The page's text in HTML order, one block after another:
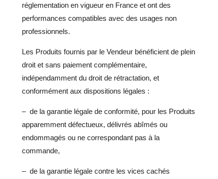
réglementation en vigueur en France et ont des
performances compatibles avec des usages non
professionnels.
Les Produits fournis par le Vendeur bénéficient de plein
droit et sans paiement complémentaire,
indépendamment du droit de rétractation, et
conformément aux dispositions légales :
– de la garantie légale de conformité, pour les Produits
apparemment défectueux, délivrés abîmés ou
endommagés ou ne correspondant pas à la
commande,
– de la garantie légale contre les vices cachés